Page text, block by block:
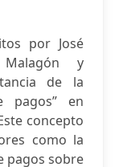
por José
Malagón y
de la
pagos” en
concepto
como la
pagos sobre